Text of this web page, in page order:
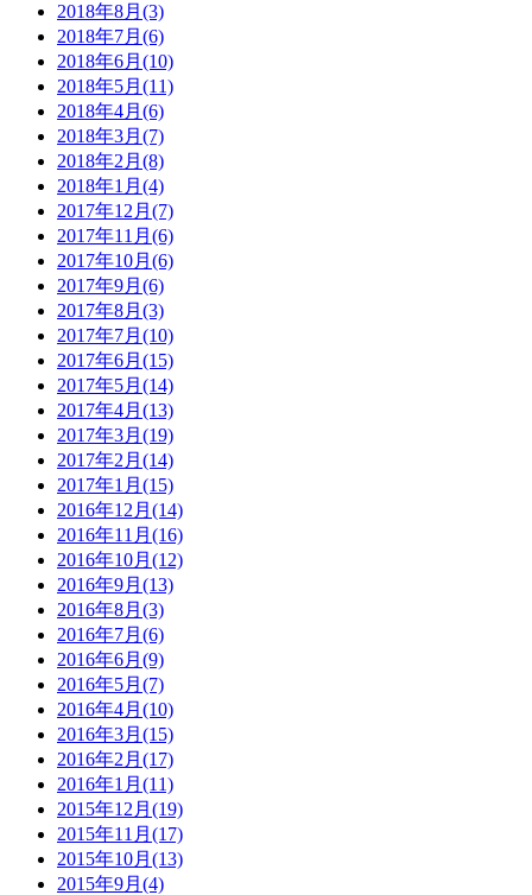
2018年8月(3)
2018年7月(6)
2018年6月(10)
2018年5月(11)
2018年4月(6)
2018年3月(7)
2018年2月(8)
2018年1月(4)
2017年12月(7)
2017年11月(6)
2017年10月(6)
2017年9月(6)
2017年8月(3)
2017年7月(10)
2017年6月(15)
2017年5月(14)
2017年4月(13)
2017年3月(19)
2017年2月(14)
2017年1月(15)
2016年12月(14)
2016年11月(16)
2016年10月(12)
2016年9月(13)
2016年8月(3)
2016年7月(6)
2016年6月(9)
2016年5月(7)
2016年4月(10)
2016年3月(15)
2016年2月(17)
2016年1月(11)
2015年12月(19)
2015年11月(17)
2015年10月(13)
2015年9月(4)